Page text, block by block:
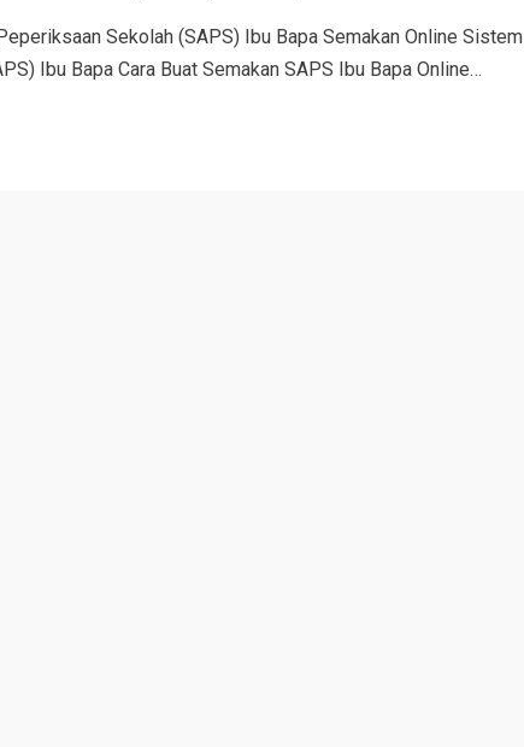
Sekolah (SAPS) Ibu Bapa Semakan Online Sistem
Ibu Bapa Cara Buat Semakan SAPS Ibu Bapa Online…